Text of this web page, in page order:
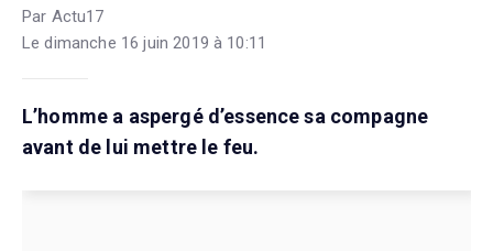
Par Actu17
Le dimanche 16 juin 2019 à 10:11
L’homme a aspergé d’essence sa compagne
avant de lui mettre le feu.